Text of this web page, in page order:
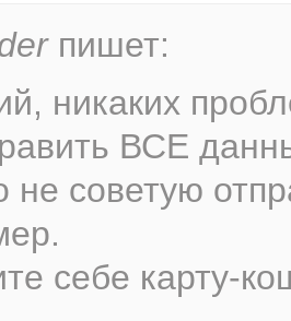
пишет:
никаких
ВСЕ
не советую
себе карту-